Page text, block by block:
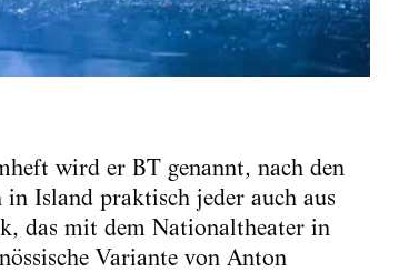
wird er BT genannt, nach den
in Island praktisch jeder auch aus
das mit dem Nationaltheater in
Variante von Anton